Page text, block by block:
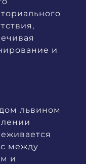
и
львином
между
и